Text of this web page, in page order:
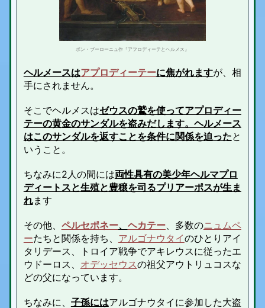
ボン・ブーローニュ作『アフロディーテとヘルメス』
ヘルメースはアプロディーテーに焦がれますが、相
手にされません。
そこでヘルメスはゼウスの鷲を使ってアプロディー
テーの黄金のサンダルを盗みだします。ヘルメース
はこのサンダルを返すことを条件に関係を迫ったと
いうこと。
ちなみに2人の間には両性具有の美少年ヘルマプロ
ディートスと生殖と豊穣を司るプリアーポスが生ま
れます
その他、 ペルセポネー、 ヘカテー、多数のニュムペ
ーたちと関係を持ち、 アルゴナウタイのひとりアイ
タリデース、トロイア戦争でアキレウスに従ったエ
ウドーロス、 オデッセウスの祖父アウトリュコスな
どの父になっています。
ちなみに、 子孫にはアルゴナウタイに参加した大盗